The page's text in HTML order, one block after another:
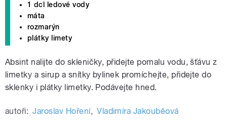
1 dcl ledové vody
máta
rozmarýn
plátky limety
Absint nalijte do skleničky, přidejte pomalu vodu, šťávu z
limetky a sirup a snítky bylinek promíchejte, přidejte do
sklenky i plátky limetky. Podávejte hned.
autoři: Jaroslav Hoření, Vladimíra Jakouběová